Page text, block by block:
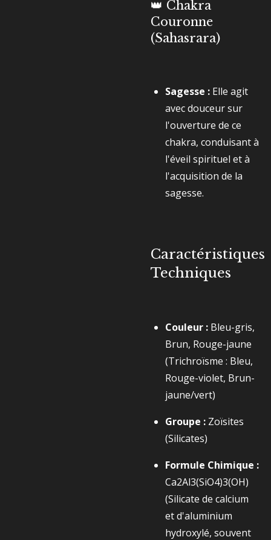
👑 Chakra
Couronne
(Sahasrara)
Sagesse : Elle agit
avec douceur sur
l'ouverture de ce
chakra, conduisant à
l'éveil spirituel et à
l'acquisition de la
sagesse.
Caractéristiques
Techniques
Couleur : Bleu-gris,
Brun, Rouge-jaune
(Trichroïsme : Bleu,
Rouge-violet, Brun-
jaune/vert)
Groupe : Zoïsites
(Silicates)
Formule Chimique :
Ca2​Al3​(SiO4​)3​(OH)
(Silicate de calcium
et d'aluminium
hydroxylé, souvent